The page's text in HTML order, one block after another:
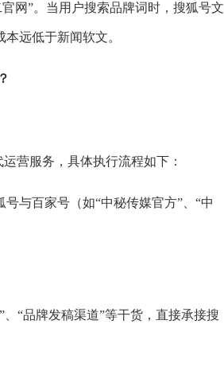
网”。当用户搜索品牌词时，搜狐号文
远低于新闻软文。
营服务，具体执行流程如下：
号与百家号（如“中秘传媒官方”、“中
、“品牌发稿渠道”等干货，直接承接搜